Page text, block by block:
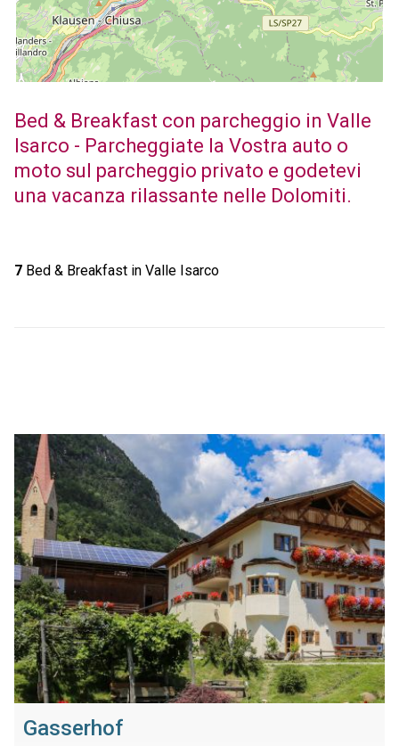
Bed & Breakfast con parcheggio in Valle
Isarco - Parcheggiate la Vostra auto o
moto sul parcheggio privato e godetevi
una vacanza rilassante nelle Dolomiti.
7Bed & Breakfast in Valle Isarco
Gasserhof